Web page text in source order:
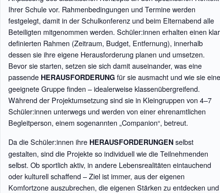
Ihrer Schule vor. Rahmenbedingungen und Termine werden
festgelegt, damit in der Schulkonferenz und beim Elternabend alle
Beteiligten mitgenommen werden. Schüler:innen erhalten einen klar
definierten Rahmen (Zeitraum, Budget, Entfernung), innerhalb
dessen sie ihre eigene Herausforderung planen und umsetzen.
Bevor sie starten, setzen sie sich damit auseinander, was eine
passende HERAUSFORDERUNG für sie ausmacht und wie sie eine
geeignete Gruppe finden – idealerweise klassenübergreifend.
Während der Projektumsetzung sind sie in Kleingruppen von 4–7
Schüler:innen unterwegs und werden von einer ehrenamtlichen
Begleitperson, einem sogenannten „Companion“, betreut.
Da die Schüler:innen ihre HERAUSFORDERUNGEN selbst
gestalten, sind die Projekte so individuell wie die Teilnehmenden
selbst. Ob sportlich aktiv, in andere Lebensrealitäten eintauchend
oder kulturell schaffend – Ziel ist immer, aus der eigenen
Komfortzone auszubrechen, die eigenen Stärken zu entdecken und